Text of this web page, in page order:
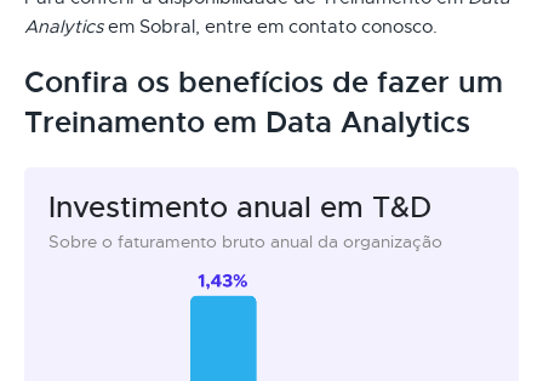
Analyticsem Sobral, entre em contato conosco.
Confira os benefícios de fazer um
Treinamento em Data Analytics
Investimento anual em T&D
Sobre o faturamento bruto anual da organização